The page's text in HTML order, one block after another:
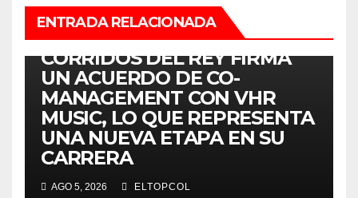
ENTRADA RELACIONADA
CORRIDOS DEL REY FIRMA
UN ACUERDO DE CO-
MANAGEMENT CON VHR
MUSIC, LO QUE REPRESENTA
UNA NUEVA ETAPA EN SU
CARRERA
AGO 5, 2026 ELTOPCOL